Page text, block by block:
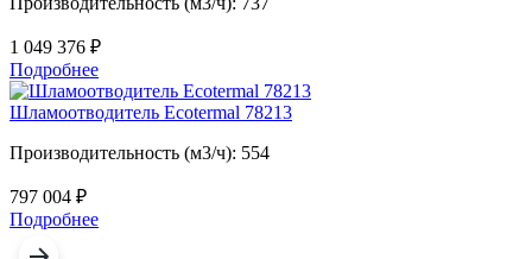
1 049 376 ₽
Подробнее
Шламоотводитель Ecotermal 78213
Производительность (м3/ч): 554
797 004 ₽
Подробнее